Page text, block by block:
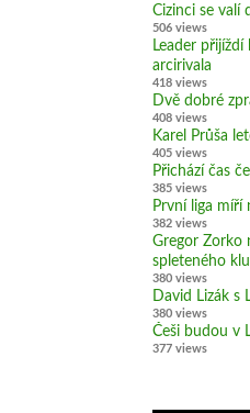
Cizinci se valí
506 views
Leader
arcirivala
418 views
Dvě dobré
408 views
Karel Průša
405 views
Přichází čas
385 views
První liga míří
382 views
Gregor Zorko
spleteného
380 views
David Lizák s
380 views
Češi budou v
377 views